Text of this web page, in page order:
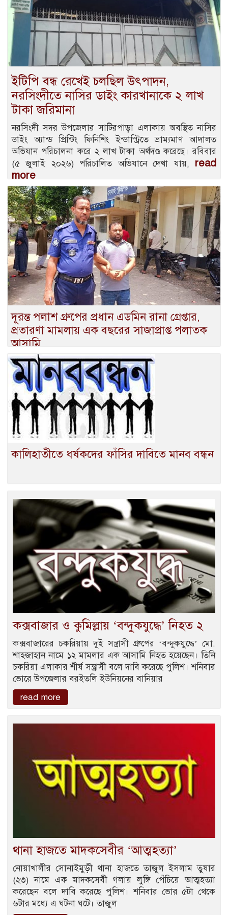
ইটিপি বন্ধ রেখেই চলছিল উৎপাদন,
নরসিংদীতে নাসির ডাইং কারখানাকে ২ লাখ
টাকা জরিমানা
নরসিংদী সদর উপজেলার সাটিরপাড়া এলাকায় অবস্থিত নাসির
ডাইং অ্যান্ড প্রিন্টিং ফিনিশিং ইন্ডাস্ট্রিতে ভ্রাম্যমাণ আদালত
অভিযান পরিচালনা করে ২ লাখ টাকা অর্থদণ্ড করেছে। রবিবার
(৫ জুলাই ২০২৬) পরিচালিত অভিযানে দেখা যায়, read
more
দূরন্ত পলাশ গ্রুপের প্রধান এডমিন রানা গ্রেপ্তার,
প্রতারণা মামলায় এক বছরের সাজাপ্রাপ্ত পলাতক
আসামি
কালিহাতীতে ধর্ষকদের ফাঁসির দাবিতে মানব বন্ধন
কক্সবাজার ও কুমিল্লায় ‘বন্দুকযুদ্ধে’ নিহত ২
কক্সবাজারের চকরিয়ায় দুই সন্ত্রাসী গ্রুপের ‘বন্দুকযুদ্ধে’ মো.
শাহজাহান নামে ১২ মামলার এক আসামি নিহত হয়েছেন। তিনি
চকরিয়া এলাকার শীর্ষ সন্ত্রাসী বলে দাবি করেছে পুলিশ। শনিবার
ভোরে উপজেলার বরইতলি ইউনিয়নের বানিয়ার
read more
থানা হাজতে মাদকসেবীর ‘আত্মহত্যা’
নোয়াখালীর সোনাইমুড়ী থানা হাজতে তাজুল ইসলাম তুষার
(২৩) নামে এক মাদকসেবী গলায় লুঙ্গি পেঁচিয়ে আত্মহত্যা
করেছেন বলে দাবি করেছে পুলিশ। শনিবার ভোর ৫টা থেকে
৬টার মধ্যে এ ঘটনা ঘটে। তাজুল